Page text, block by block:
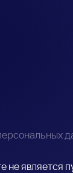
не является